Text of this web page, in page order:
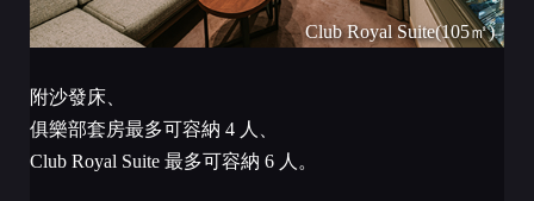
Club Royal Suite(105㎡)
附沙發床、
俱樂部套房最多可容納 4 人、
Club Royal Suite 最多可容納 6 人。